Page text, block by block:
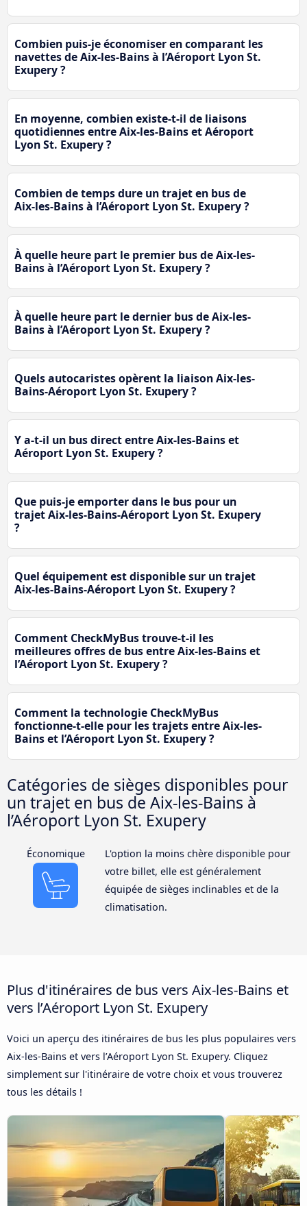
Combien puis-je économiser en comparant les
navettes de Aix-les-Bains à l’Aéroport Lyon St.
Exupery ?
En moyenne, combien existe-t-il de liaisons
quotidiennes entre Aix-les-Bains et Aéroport
Lyon St. Exupery ?
Combien de temps dure un trajet en bus de
Aix-les-Bains à l’Aéroport Lyon St. Exupery ?
À quelle heure part le premier bus de Aix-les-
Bains à l’Aéroport Lyon St. Exupery ?
À quelle heure part le dernier bus de Aix-les-
Bains à l’Aéroport Lyon St. Exupery ?
Quels autocaristes opèrent la liaison Aix-les-
Bains-Aéroport Lyon St. Exupery ?
Y a-t-il un bus direct entre Aix-les-Bains et
Aéroport Lyon St. Exupery ?
Que puis-je emporter dans le bus pour un
trajet Aix-les-Bains-Aéroport Lyon St. Exupery
?
Quel équipement est disponible sur un trajet
Aix-les-Bains-Aéroport Lyon St. Exupery ?
Comment CheckMyBus trouve-t-il les
meilleures offres de bus entre Aix-les-Bains et
l’Aéroport Lyon St. Exupery ?
Comment la technologie CheckMyBus
fonctionne-t-elle pour les trajets entre Aix-les-
Bains et l’Aéroport Lyon St. Exupery ?
Catégories de sièges disponibles pour
un trajet en bus de Aix-les-Bains à
l’Aéroport Lyon St. Exupery
Économique
L'option la moins chère disponible pour
votre billet, elle est généralement
équipée de sièges inclinables et de la
climatisation.
Plus d'itinéraires de bus vers Aix-les-Bains et
vers l’Aéroport Lyon St. Exupery
Voici un aperçu des itinéraires de bus les plus populaires vers
Aix-les-Bains et vers l’Aéroport Lyon St. Exupery. Cliquez
simplement sur l'itinéraire de votre choix et vous trouverez
tous les détails !